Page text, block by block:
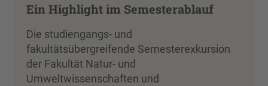
Ein Highlight im Semesterablauf
Die studiengangs- und
fakultätsübergreifende Semesterexkursion
der Fakultät Natur- und
Umweltwissenschaften und